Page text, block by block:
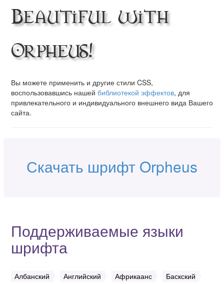
Beautiful with
Orpheus!
Вы можете применить и другие стили CSS,
воспользовавшись нашей библиотекой эффектов, для
привлекательного и индивидуального внешнего вида Вашего
сайта.
Скачать шрифт Orpheus
Поддерживаемые языки
шрифта
Албанский Английский Африкаанс
Баскский